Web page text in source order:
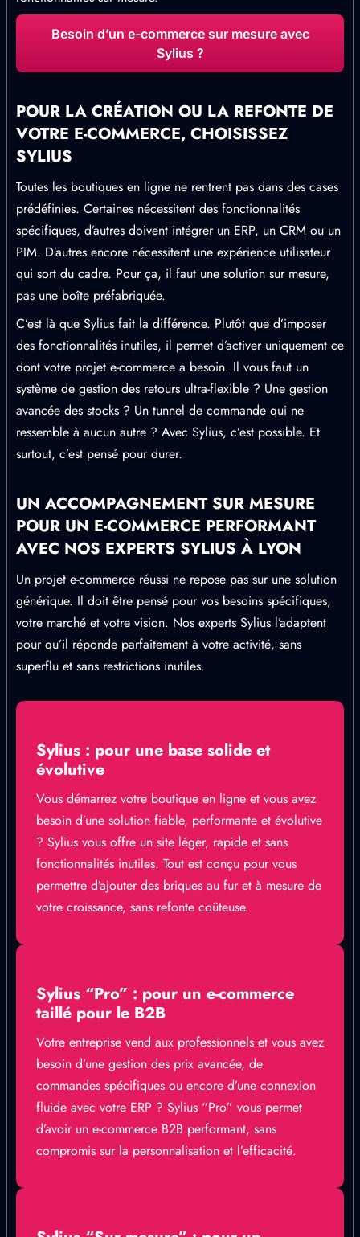
Besoin d’un e-commerce sur mesure avec
Sylius ?
POUR LA CRÉATION OU LA REFONTE DE
VOTRE E-COMMERCE, CHOISISSEZ
SYLIUS
Toutes les boutiques en ligne ne rentrent pas dans des cases
prédéfinies. Certaines nécessitent des fonctionnalités
spécifiques, d’autres doivent intégrer un ERP, un CRM ou un
PIM. D’autres encore nécessitent une expérience utilisateur
qui sort du cadre. Pour ça, il faut une solution sur mesure,
pas une boîte préfabriquée.
C’est là que Sylius fait la différence. Plutôt que d’imposer
des fonctionnalités inutiles, il permet d’activer uniquement ce
dont votre projet e-commerce a besoin. Il vous faut un
système de gestion des retours ultra-flexible ? Une gestion
avancée des stocks ? Un tunnel de commande qui ne
ressemble à aucun autre ? Avec Sylius, c’est possible. Et
surtout, c’est pensé pour durer.
UN ACCOMPAGNEMENT SUR MESURE
POUR UN E-COMMERCE PERFORMANT
AVEC NOS EXPERTS SYLIUS À LYON
Un projet e-commerce réussi ne repose pas sur une solution
générique. Il doit être pensé pour vos besoins spécifiques,
votre marché et votre vision. Nos experts Sylius l’adaptent
pour qu’il réponde parfaitement à votre activité, sans
superflu et sans restrictions inutiles.
Sylius : pour une base solide et
évolutive
Vous démarrez votre boutique en ligne et vous avez
besoin d’une solution fiable, performante et évolutive
? Sylius vous offre un site léger, rapide et sans
fonctionnalités inutiles. Tout est conçu pour vous
permettre d’ajouter des briques au fur et à mesure de
votre croissance, sans refonte coûteuse.
Sylius “Pro” : pour un e-commerce
taillé pour le B2B
Votre entreprise vend aux professionnels et vous avez
besoin d’une gestion des prix avancée, de
commandes spécifiques ou encore d’une connexion
fluide avec votre ERP ? Sylius “Pro” vous permet
d’avoir un e-commerce B2B performant, sans
compromis sur la personnalisation et l’efficacité.